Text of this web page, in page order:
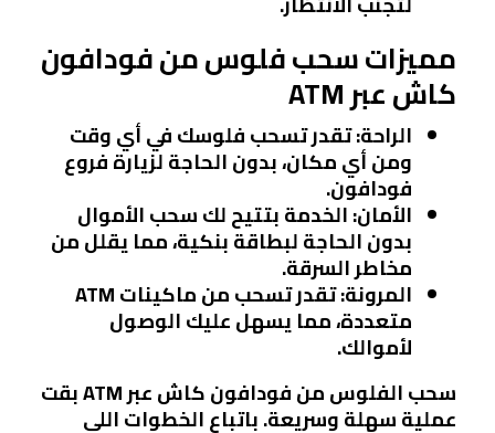
مميزات سحب فلوس من فودافون
كاش عبر ATM
الراحة: تقدر تسحب فلوسك في أي وقت
ومن أي مكان، بدون الحاجة لزيارة فروع
فودافون.
الأمان: الخدمة بتتيح لك سحب الأموال
بدون الحاجة لبطاقة بنكية، مما يقلل من
مخاطر السرقة.
المرونة : تقدر تسحب من ماكينات ATM
متعددة، مما يسهل عليك الوصول
لأموالك.
سحب الفلوس من فودافون كاش عبر ATM بقت
عملية سهلة وسريعة. باتباع الخطوات اللي